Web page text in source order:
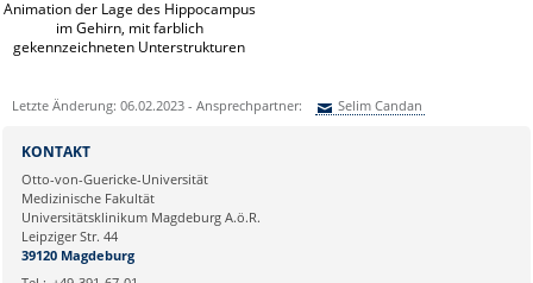
Animation der Lage des Hippocampus
im Gehirn, mit farblich
gekennzeichneten Unterstrukturen
Letzte Änderung: 06.02.2023 - Ansprechpartner: Selim Candan
Ihre E-Mailadresse:
Ihr Anliegen:
KONTAKT
Otto-von-Guericke-Universität
Medizinische Fakultät
Universitätsklinikum Magdeburg A.ö.R.
Leipziger Str. 44
39120 Magdeburg